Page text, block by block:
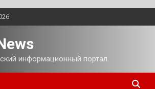
информационный портал.